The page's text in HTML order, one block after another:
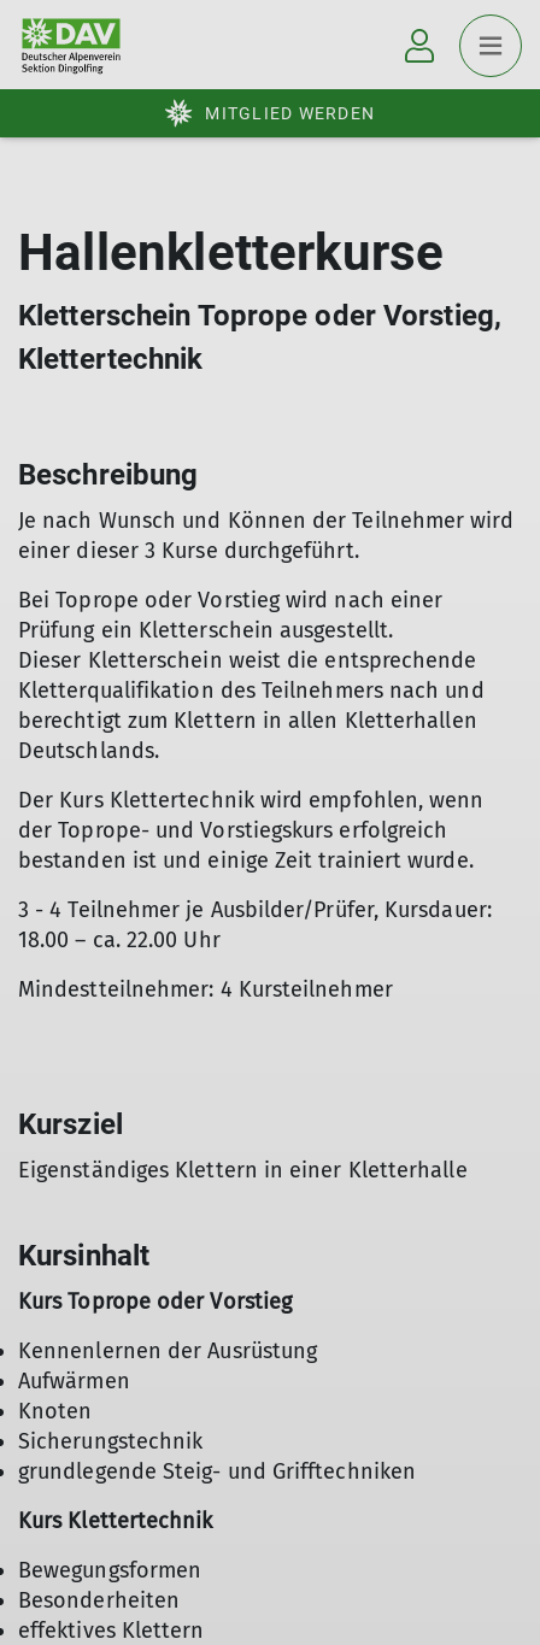
MITGLIED WERDEN
Hallenkletterkurse
Kletterschein Toprope oder Vorstieg,
Klettertechnik
Beschreibung
Je nach Wunsch und Können der Teilnehmer wird
einer dieser 3 Kurse durchgeführt.
Bei Toprope oder Vorstieg wird nach einer
Prüfung ein Kletterschein ausgestellt.
Dieser Kletterschein weist die entsprechende
Kletterqualifikation des Teilnehmers nach und
berechtigt zum Klettern in allen Kletterhallen
Deutschlands.
Der Kurs Klettertechnik wird empfohlen, wenn
der Toprope- und Vorstiegskurs erfolgreich
bestanden ist und einige Zeit trainiert wurde.
3 - 4 Teilnehmer je Ausbilder/Prüfer, Kursdauer:
18.00 – ca. 22.00 Uhr
Mindestteilnehmer: 4 Kursteilnehmer
Kursziel
Eigenständiges Klettern in einer Kletterhalle
Kursinhalt
Kurs Toprope oder Vorstieg
Kennenlernen der Ausrüstung
Aufwärmen
Knoten
Sicherungstechnik
grundlegende Steig- und Grifftechniken
Kurs Klettertechnik
Bewegungsformen
Besonderheiten
effektives Klettern